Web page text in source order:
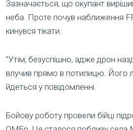
Зазначається, що окупант
неба. Проте почув наближення
кинувся тікати.
"Утім, безуспішно, адже дрон
влучив прямо в потилицю. Його
йдеться у повідомленні.
Бойову роботу провели бійці